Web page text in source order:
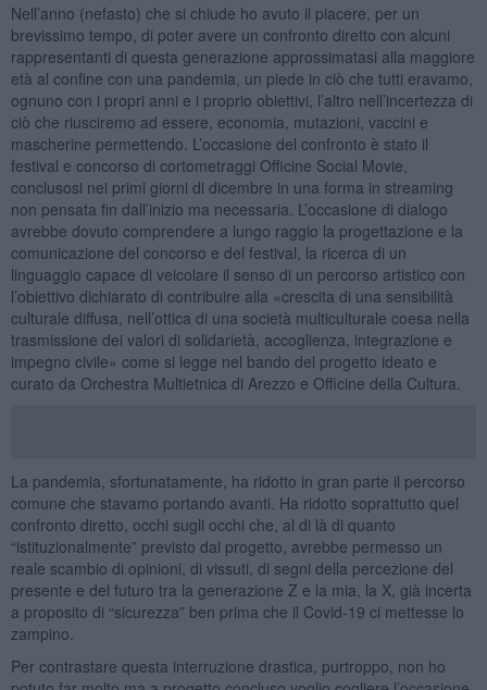
Nell’anno (nefasto) che si chiude ho avuto il piacere, per un
brevissimo tempo, di poter avere un confronto diretto con alcuni
rappresentanti di questa generazione approssimatasi alla maggiore
età al confine con una pandemia, un piede in ciò che tutti eravamo,
ognuno con i propri anni e i proprio obiettivi, l’altro nell’incertezza di
ciò che riusciremo ad essere, economia, mutazioni, vaccini e
mascherine permettendo. L’occasione del confronto è stato il
festival e concorso di cortometraggi Officine Social Movie,
conclusosi nei primi giorni di dicembre in una forma in streaming
non pensata fin dall’inizio ma necessaria. L’occasione di dialogo
avrebbe dovuto comprendere a lungo raggio la progettazione e la
comunicazione del concorso e del festival, la ricerca di un
linguaggio capace di veicolare il senso di un percorso artistico con
l’obiettivo dichiarato di contribuire alla «crescita di una sensibilità
culturale diffusa, nell’ottica di una società multiculturale coesa nella
trasmissione dei valori di solidarietà, accoglienza, integrazione e
impegno civile» come si legge nel bando del progetto ideato e
curato da Orchestra Multietnica di Arezzo e Officine della Cultura.
La pandemia, sfortunatamente, ha ridotto in gran parte il percorso
comune che stavamo portando avanti. Ha ridotto soprattutto quel
confronto diretto, occhi sugli occhi che, al di là di quanto
“istituzionalmente” previsto dal progetto, avrebbe permesso un
reale scambio di opinioni, di vissuti, di segni della percezione del
presente e del futuro tra la generazione Z e la mia, la X, già incerta
a proposito di “sicurezza” ben prima che il Covid-19 ci mettesse lo
zampino.
Per contrastare questa interruzione drastica, purtroppo, non ho